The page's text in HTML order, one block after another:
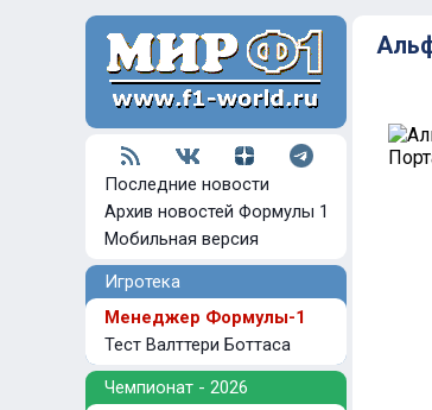
Последние новости
Архив новостей Формулы 1
Мобильная версия
Игротека
Менеджер Формулы-1
Тест Валттери Боттаса
Чемпионат - 2026